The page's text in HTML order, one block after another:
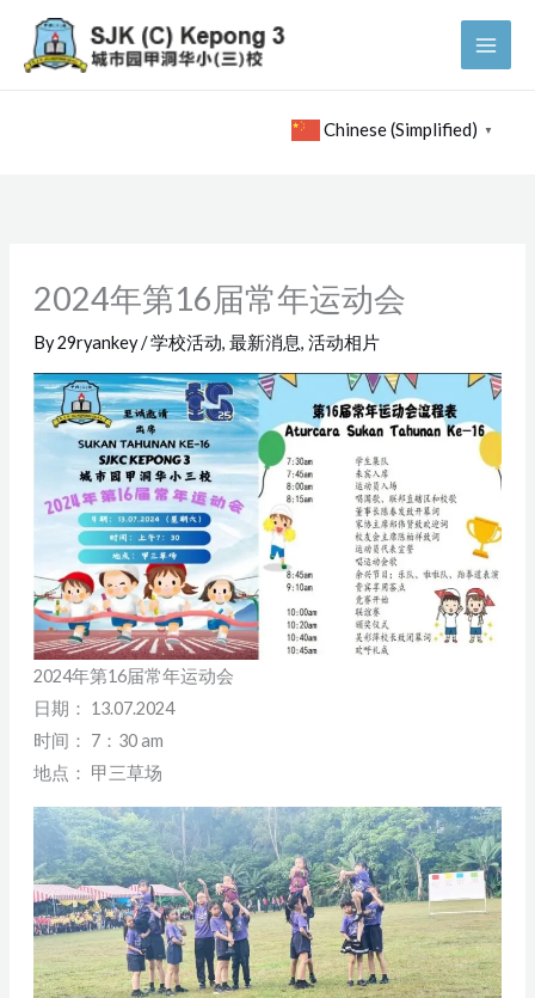
content
Chinese (Simplified) ▼
2024年第16届常年运动会
By29ryankey/学校活动, 最新消息, 活动相片
2024年第16届常年运动会
日期： 13.07.2024
时间： 7：30 am
地点： 甲三草场